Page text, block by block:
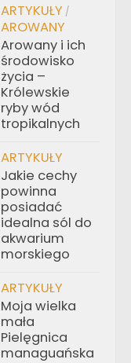
ARTYKUŁY /
AROWANY
Arowany i ich
środowisko
życia –
Królewskie
ryby wód
tropikalnych
ARTYKUŁY
Jakie cechy
powinna
posiadać
idealna sól do
akwarium
morskiego
ARTYKUŁY
Moja wielka
mała
Pielęgnica
managuańska